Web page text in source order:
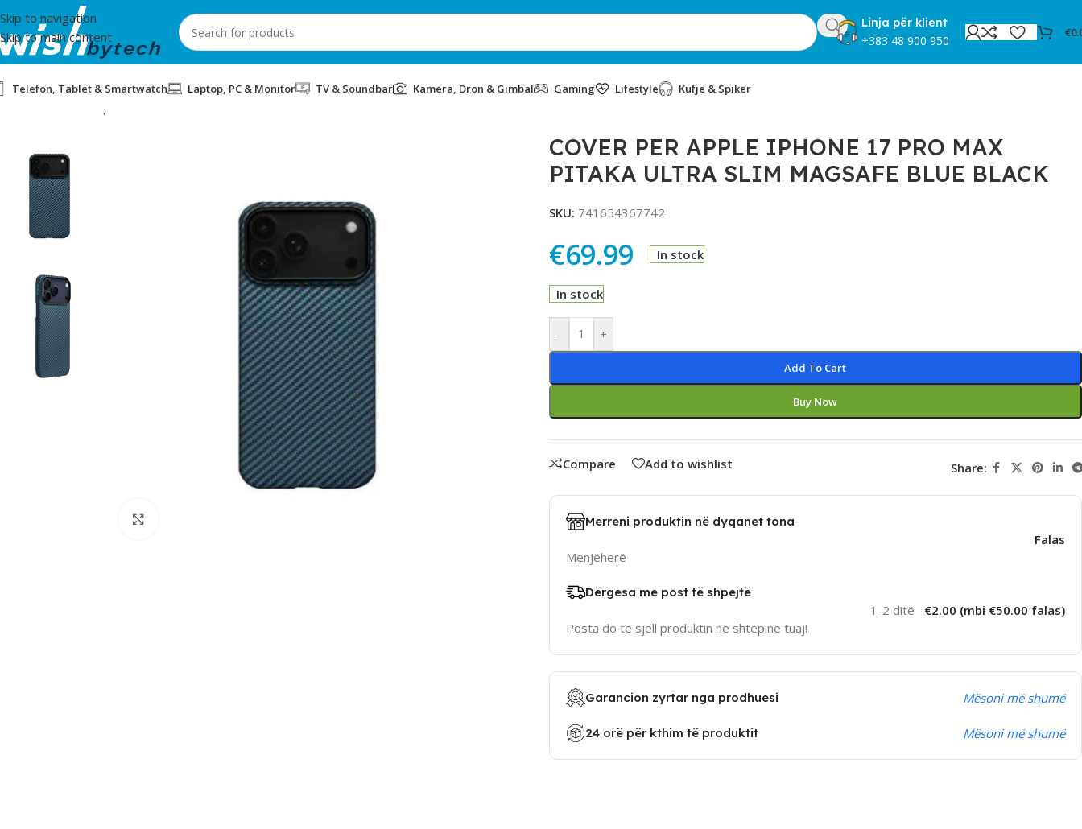
Skip to navigation
Skip to main content
Linja për klient
+383 48 900 950
€
Telefon, Tablet & Smartwatch Laptop, PC & Monitor TV & Soundbar Kamera, Dron & Gimbal Gaming Lifestyle Kufje & Spiker
COVER PER APPLE IPHONE 17 PRO MAX
PITAKA ULTRA SLIM MAGSAFE BLUE BLACK
SKU: 741654367742
€69.99 In stock
In stock
- +
Add To Cart
Buy Now
Alternative:
Compare Add to wishlist Share:
Merreni produktin në dyqanet tona
Menjëherë
Falas
Dërgesa me post të shpejtë
Posta do të sjell produktin në shtëpinë tuaj!
1-2 ditë €2.00 (mbi €50.00 falas)
Garancion zyrtar nga prodhuesi Mësoni më shumë
24 orë për kthim të produktit Mësoni më shumë